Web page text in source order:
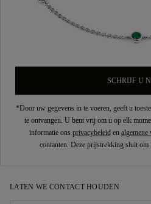
SCHRIJF U
*Door uw gegevens in te voeren, geeft u
te ontvangen. U bent vrij om u op elk
informatie ons privacybeleid en algemene
contanten. Deze prijstrekking sluit
LATEN WE CONTACT HOUDEN